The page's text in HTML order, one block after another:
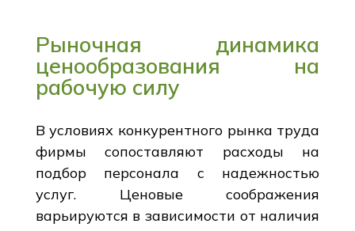
Рыночная динамика
ценообразования на
рабочую силу
В условиях конкурентного рынка труда
фирмы сопоставляют расходы на
подбор персонала с надежностью
услуг. Ценовые соображения
варьируются в зависимости от наличия